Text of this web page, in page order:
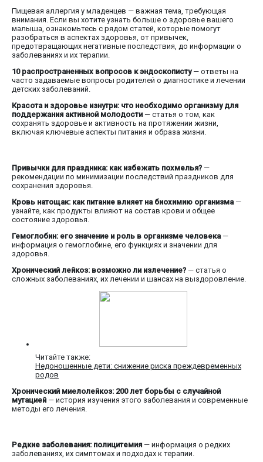
Пищевая аллергия у младенцев — важная тема, требующая
внимания. Если вы хотите узнать больше о здоровье вашего
малыша, ознакомьтесь с рядом статей, которые помогут
разобраться в аспектах здоровья, от привычек,
предотвращающих негативные последствия, до информации о
заболеваниях и их терапии.
10 распространенных вопросов к эндоскописту— ответы на
часто задаваемые вопросы родителей о диагностике и лечении
детских заболеваний.
Красота и здоровье изнутри: что необходимо организму для
поддержания активной молодости — статья о том, как
сохранять здоровье и активность на протяжении жизни,
включая ключевые аспекты питания и образа жизни.
Привычки для праздника: как избежать похмелья? —
рекомендации по минимизации последствий праздников для
сохранения здоровья.
Кровь натощак: как питание влияет на биохимию организма—
узнайте, как продукты влияют на состав крови и общее
состояние здоровья.
Гемоглобин: его значение и роль в организме человека—
информация о гемоглобине, его функциях и значении для
здоровья.
Хронический лейкоз: возможно ли излечение? — статья о
сложных заболеваниях, их лечении и шансах на выздоровление.
Читайте также:
Недоношенные дети: снижение риска преждевременных
родов
Хронический миелолейкоз: 200 лет борьбы с случайной
мутацией — история изучения этого заболевания и современные
методы его лечения.
Редкие заболевания: полицитемия — информация о редких
заболеваниях, их симптомах и подходах к терапии.